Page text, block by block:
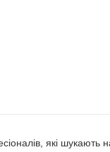
які шукають